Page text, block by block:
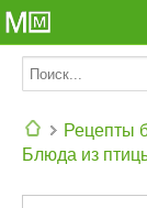
Рецепты
Блюда из